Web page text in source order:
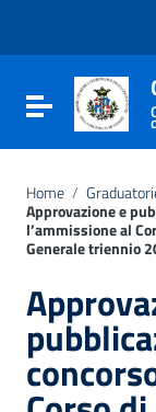
Vai al footer
Attiva /
Home /
Approvazione e
l’ammissione al
Generale triennio